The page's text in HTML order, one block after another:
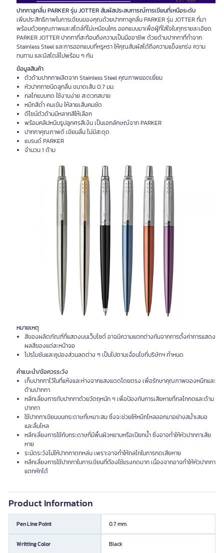
ปากกาลูกลื่น PARKER รุ่น JOTTER สัมผัสประสบการณ์การเขียนที่เหนือระดับ
เพิ่มประสิทธิภาพในการเขียนของคุณด้วยปากกาลูกลื่น PARKER รุ่น JOTTER ที่มา
พร้อมด้วยคุณภาพและสไตล์ที่ไม่เหมือนใคร ออกแบบมาเพื่อผู้ที่ใส่ใจในทุกรายละเอียด
PARKER JOTTER ปากกาที่สะท้อนถึงความเป็นมืออาชีพ ด้วยด้ามปากกาที่ทำจาก
Stainless Steel และการออกแบบที่หรูหรา ให้คุณสัมผัสได้ถึงความแข็งแกร่ง ความ
ทนทาน และมีสไตล์ไปพร้อม ๆ กัน
ข้อมูลสินค้า
ตัวด้ามปากกาผลิตจาก Stainless Steel คุณภาพยอดเยี่ยม
หัวปากกาชนิดลูกลื่น ขนาดเส้น 0.7 มม.
กลไกแบบกด ใช้งานง่าย สะดวกสบาย
หมึกสีดำ คมเข้ม ให้ลายเส้นคมชัด
ดีไซน์ตัวด้ามมีหลากสีให้เลือก
พร้อมคลิปหนีบรูปลูกศรสีเงิน เป็นเอกลักษณ์จาก PARKER
ปากกาคุณภาพดี เขียนลื่น ไม่มีสะดุด
แบรนด์ PARKER
จำนวน 1 ด้าม
หมายเหตุ
สีของผลิตภัณฑ์ที่แสดงบนเว็บไซต์ อาจมีความแตกต่างกันจากการตั้งค่าการแสดง
ผลสีของแต่ละหน้าจอ
โปรโมชันและคูปองส่วนลดต่าง ๆ เป็นไปตามเงื่อนไขที่บริษัทฯ กำหนด
คำแนะนำ/ข้อควรระวัง
เก็บปากกาไว้ในที่แห้งและห่างจากแสงแดดโดยตรง เพื่อรักษาคุณภาพของหมึกและ
ด้ามปากกา
หลีกเลี่ยงการทับปากกาด้วยวัตถุหนัก ๆ เพื่อป้องกันการเสียหายที่กลไกกดและด้าม
ปากกา
ใช้ปากกาเขียนบนกระดาษที่เหมาะสม ซึ่งจะช่วยให้หมึกไหลออกมาอย่างสม่ำเสมอ
และลื่นไหล
หลีกเลี่ยงการใช้กับกระดาษที่มีพื้นผิวหยาบหรือเปียกน้ำ ซึ่งอาจทำให้หัวปากกาเสีย
หาย
ระมัดระวังไม่ให้ปากกาตกหล่น เพราะอาจทำให้กลไกในการกดเสียหาย
หลีกเลี่ยงการใช้ปากกาในการเขียนที่ต้องใช้แรงกดมาก เนื่องจากอาจทำให้หัวปากกา
แตกหักได้
Product Information
Pen Line Point 0.7 mm.
Writting Color Black